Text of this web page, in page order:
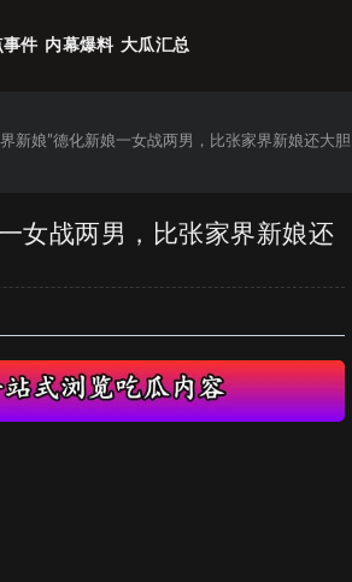
事件 内幕爆料 大瓜汇总
新娘”德化新娘一女战两男，比张家界新娘还大
女战两男，比张家界新娘还